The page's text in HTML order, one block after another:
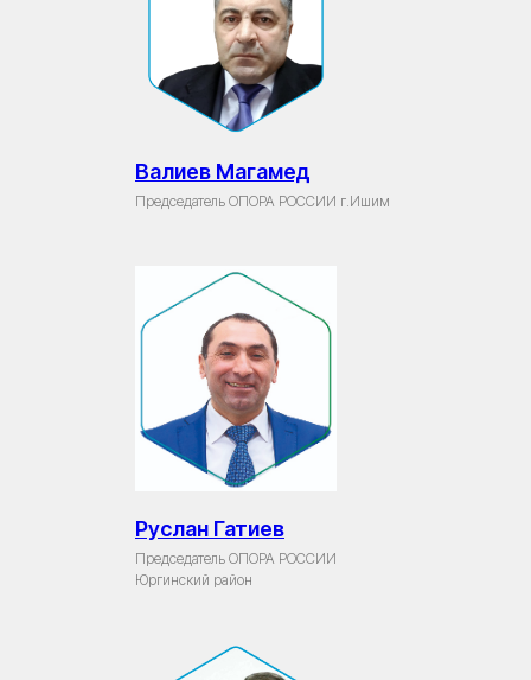
Валиев Магамед
Председатель ОПОРА РОССИИ г.Ишим
Руслан Гатиев
Председатель ОПОРА РОССИИ
Юргинский район